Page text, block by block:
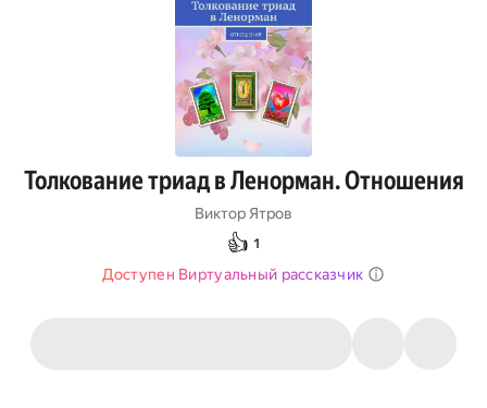
Толкование триад в Ленорман. Отношения
Виктор Ятров
👍 1
Доступен Виртуальный рассказчик